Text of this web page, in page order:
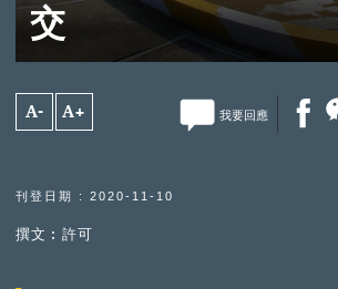
交
A- A+ 我要回應
刊登日期 : 2020-11-10
撰文︰許可